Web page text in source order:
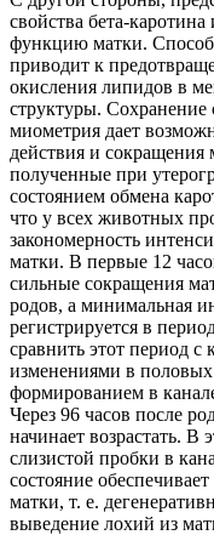
свойства бета-
функцию матки.
приводит к
окисления липидов в
структуры.
миометрия дает
действия и
полученные при
состоянием обмена
что у всех животных
закономерность
матки. В первые 12
сильные сокращения
родов, а минимальная
регистрируется в
сравнить этот период
изменениями в половых
формированием в
Через 96 часов после
начинает возрастать. В
слизистой пробки в
состояние
матки, т. е.
выведение лохий из